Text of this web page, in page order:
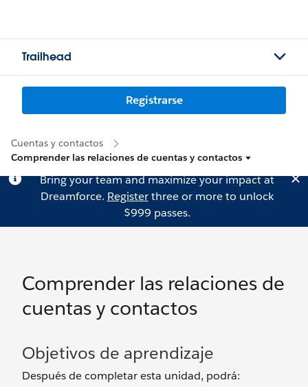
Trailhead
Registrarse
Cuentas y contactos
Comprender las relaciones de cuentas y contactos
Bring your team and maximize your impact at
Dreamforce. Registerthree or more to unlock
$999 passes.
Comprender las relaciones de
cuentas y contactos
Objetivos de aprendizaje
Después de completar esta unidad, podrá: